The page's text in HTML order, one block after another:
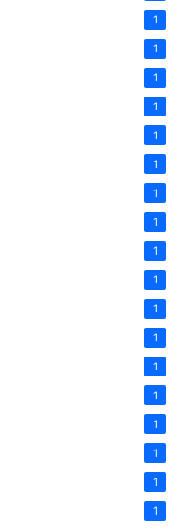
1
1
1
1
1
1
1
1
1
1
1
1
1
1
1
1
1
1